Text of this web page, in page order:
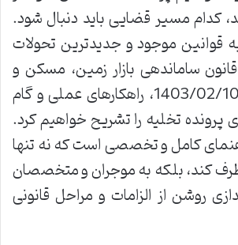
کدام مسیر قضایی باید دنبال شود.
قوانین موجود و جدیدترین تحولات
ساماندهی بازار زمین، مسکن و
اجاره بها مصوب 1403/02/10، راهکارهای عملی و گام
پرونده تخلیه را تشریح خواهیم کرد.
کامل و تخصصی است که نه تنها
کند، بلکه به موجران و متخصصان
روشن از الزامات و مراحل قانونی